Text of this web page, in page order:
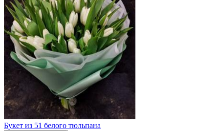
Букет из 51 белого тюльпана